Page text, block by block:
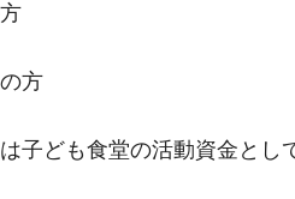
方
子ども食堂の活動資金とし